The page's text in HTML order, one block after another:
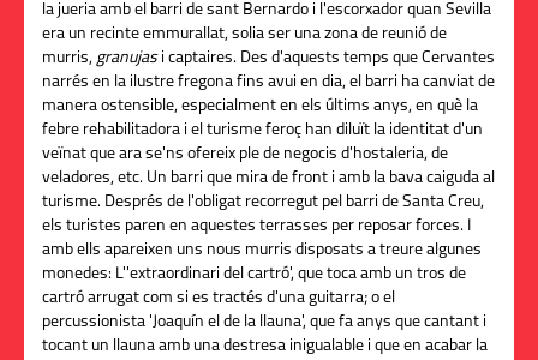
la jueria amb el barri de sant Bernardo i l'escorxador quan Sevilla
era un recinte emmurallat, solia ser una zona de reunió de
murris, granujasi captaires. Des d'aquests temps que Cervantes
narrés en la ilustre fregona fins avui en dia, el barri ha canviat de
manera ostensible, especialment en els últims anys, en què la
febre rehabilitadora i el turisme feroç han diluït la identitat d'un
veïnat que ara se'ns ofereix ple de negocis d'hostaleria, de
veladores, etc. Un barri que mira de front i amb la bava caiguda al
turisme. Després de l'obligat recorregut pel barri de Santa Creu,
els turistes paren en aquestes terrasses per reposar forces. I
amb ells apareixen uns nous murris disposats a treure algunes
monedes: L''extraordinari del cartró', que toca amb un tros de
cartró arrugat com si es tractés d'una guitarra; o el
percussionista 'Joaquín el de la llauna', que fa anys que cantant i
tocant un llauna amb una destresa inigualable i que en acabar la